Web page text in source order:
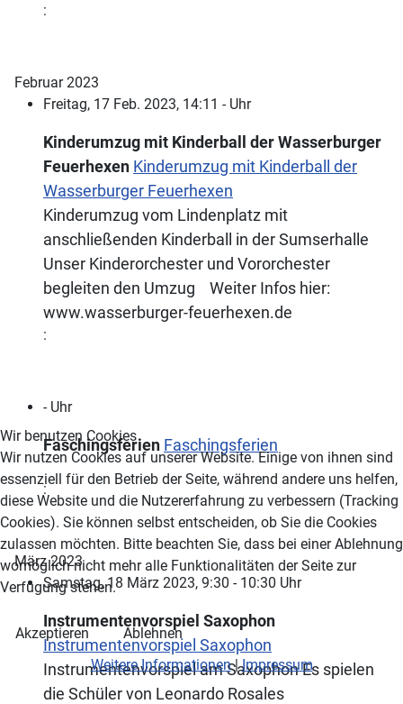
:
Februar 2023
Freitag, 17 Feb. 2023, 14:11 - Uhr
Kinderumzug mit Kinderball der Wasserburger
Feuerhexen Kinderumzug mit Kinderball der
Wasserburger Feuerhexen
Kinderumzug vom Lindenplatz mit
anschließenden Kinderball in der Sumserhalle
Unser Kinderorchester und Vororchester
begleiten den Umzug Weiter Infos hier:
www.wasserburger-feuerhexen.de
:
- Uhr
Faschingsferien Faschingsferien
:
März 2023
Samstag, 18 März 2023, 9:30 - 10:30 Uhr
Instrumentenvorspiel Saxophon
Instrumentenvorspiel Saxophon
Instrumentenvorspiel am Saxophon Es spielen
die Schüler von Leonardo Rosales
Wir benutzen Cookies
Wir nutzen Cookies auf unserer Website. Einige von ihnen sind
essenziell für den Betrieb der Seite, während andere uns helfen,
diese Website und die Nutzererfahrung zu verbessern (Tracking
Cookies). Sie können selbst entscheiden, ob Sie die Cookies
zulassen möchten. Bitte beachten Sie, dass bei einer Ablehnung
womöglich nicht mehr alle Funktionalitäten der Seite zur
Verfügung stehen.
Akzeptieren
Ablehnen
Weitere Informationen|Impressum